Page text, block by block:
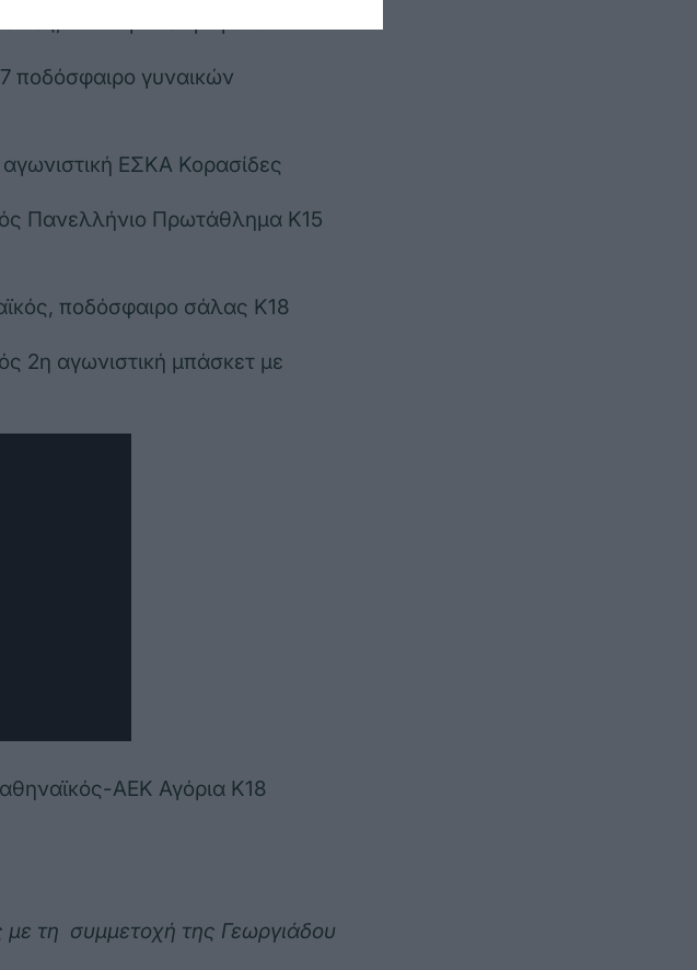
ποδόσφαιρο γυναικών
ΕΣΚΑ Κορασίδες
Πανελλήνιο Πρωτάθλημα Κ15
ποδόσφαιρο σάλας Κ18
2η αγωνιστική μπάσκετ με
ΑΕΚ Αγόρια Κ18
τη συμμετοχή της Γεωργιάδου